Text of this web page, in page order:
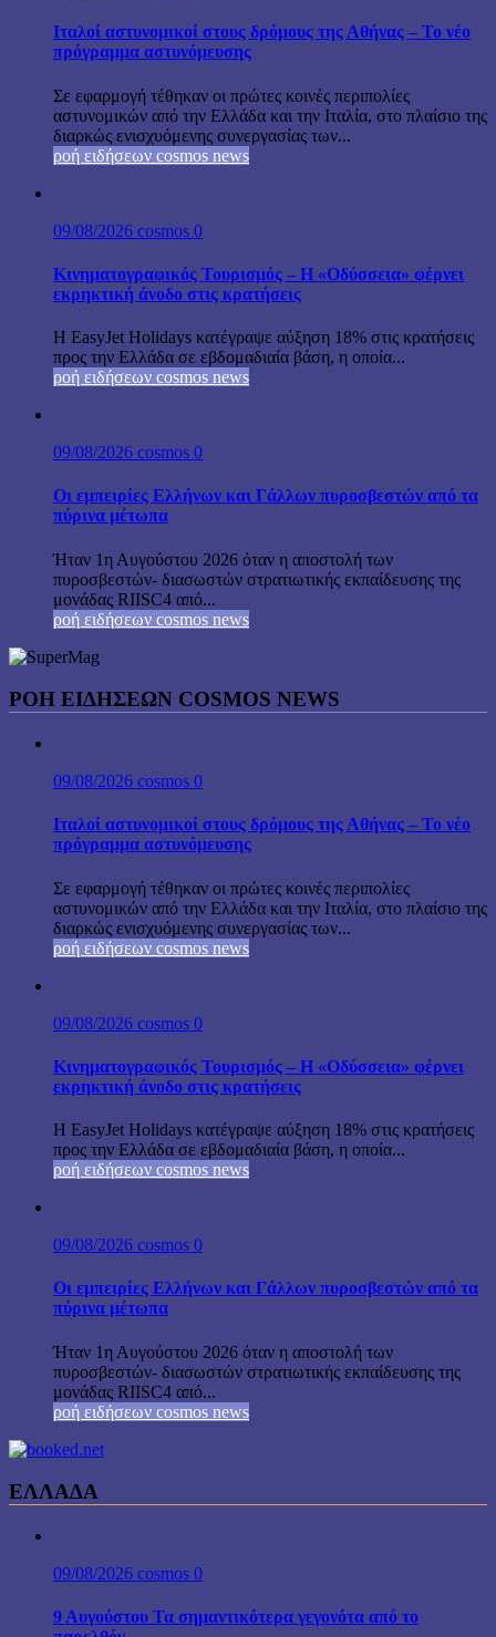
Ιταλοί αστυνομικοί στους δρόμους της Αθήνας – Το νέο
πρόγραμμα αστυνόμευσης
Σε εφαρμογή τέθηκαν οι πρώτες κοινές περιπολίες
αστυνομικών από την Ελλάδα και την Ιταλία, στο πλαίσιο της
διαρκώς ενισχυόμενης συνεργασίας των...
ροή ειδήσεων cosmos news
09/08/2026 cosmos 0
Κινηματογραφικός Τουρισμός – Η «Οδύσσεια» φέρνει
εκρηκτική άνοδο στις κρατήσεις
Η EasyJet Holidays κατέγραψε αύξηση 18% στις κρατήσεις
προς την Ελλάδα σε εβδομαδιαία βάση, η οποία...
ροή ειδήσεων cosmos news
09/08/2026 cosmos 0
Οι εμπειρίες Ελλήνων και Γάλλων πυροσβεστών από τα
πύρινα μέτωπα
Ήταν 1η Αυγούστου 2026 όταν η αποστολή των
πυροσβεστών- διασωστών στρατιωτικής εκπαίδευσης της
μονάδας RIISC4 από...
ροή ειδήσεων cosmos news
ΡΟΉ ΕΙΔΉΣΕΩΝ COSMOS NEWS
09/08/2026 cosmos 0
Ιταλοί αστυνομικοί στους δρόμους της Αθήνας – Το νέο
πρόγραμμα αστυνόμευσης
Σε εφαρμογή τέθηκαν οι πρώτες κοινές περιπολίες
αστυνομικών από την Ελλάδα και την Ιταλία, στο πλαίσιο της
διαρκώς ενισχυόμενης συνεργασίας των...
ροή ειδήσεων cosmos news
09/08/2026 cosmos 0
Κινηματογραφικός Τουρισμός – Η «Οδύσσεια» φέρνει
εκρηκτική άνοδο στις κρατήσεις
Η EasyJet Holidays κατέγραψε αύξηση 18% στις κρατήσεις
προς την Ελλάδα σε εβδομαδιαία βάση, η οποία...
ροή ειδήσεων cosmos news
09/08/2026 cosmos 0
Οι εμπειρίες Ελλήνων και Γάλλων πυροσβεστών από τα
πύρινα μέτωπα
Ήταν 1η Αυγούστου 2026 όταν η αποστολή των
πυροσβεστών- διασωστών στρατιωτικής εκπαίδευσης της
μονάδας RIISC4 από...
ροή ειδήσεων cosmos news
ΕΛΛΑΔΑ
09/08/2026 cosmos 0
9 Αυγούστου Τα σημαντικότερα γεγονότα από το